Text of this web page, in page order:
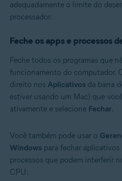
adequadamente o limite do
processador.
Feche os apps e processos
Feche todos os programas que
funcionamento do computador.
direito nos Aplicativos da barra
estiver usando um Mac) que
ativamente e selecione Fechar.
Você também pode usar o
Windows para fechar aplicativos
processos que podem interferir
CPU: